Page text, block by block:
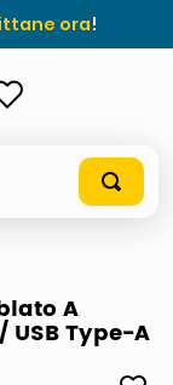
ora!
A
USB Type-A